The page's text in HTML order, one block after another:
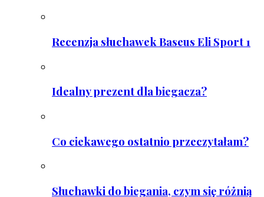
Recenzja słuchawek Baseus Eli Sport 1
Idealny prezent dla biegacza?
Co ciekawego ostatnio przeczytałam?
Słuchawki do biegania, czym się różnią